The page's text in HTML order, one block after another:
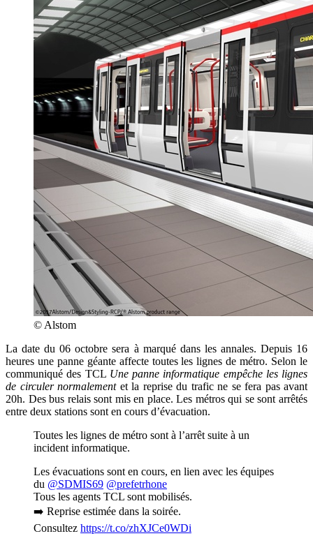
© Alstom
La date du 06 octobre sera à marqué dans les annales. Depuis 16
heures une panne géante affecte toutes les lignes de métro. Selon le
communiqué des TCL Une panne informatique empêche les lignes
de circuler normalement et la reprise du trafic ne se fera pas avant
20h. Des bus relais sont mis en place. Les métros qui se sont arrêtés
entre deux stations sont en cours d’évacuation.
Toutes les lignes de métro sont à l’arrêt suite à un
incident informatique.
Les évacuations sont en cours, en lien avec les équipes
du @SDMIS69 @prefetrhone
Tous les agents TCL sont mobilisés.
➡️ Reprise estimée dans la soirée.
Consultez https://t.co/zhXJCe0WDi